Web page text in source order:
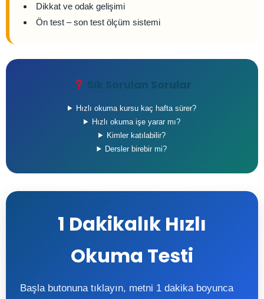
Dikkat ve odak gelişimi
Ön test – son test ölçüm sistemi
Sık Sorulan Sorular
Hızlı okuma kursu kaç hafta sürer?
Hızlı okuma işe yarar mı?
Kimler katılabilir?
Dersler birebir mi?
1 Dakikalık Hızlı
Okuma Testi
Başla butonuna tıklayın, metni 1 dakika boyunca